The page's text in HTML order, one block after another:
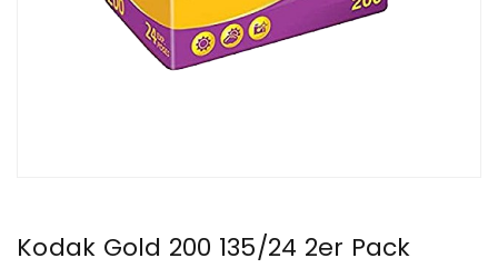
Kodak Gold 200 135/24 2er Pack